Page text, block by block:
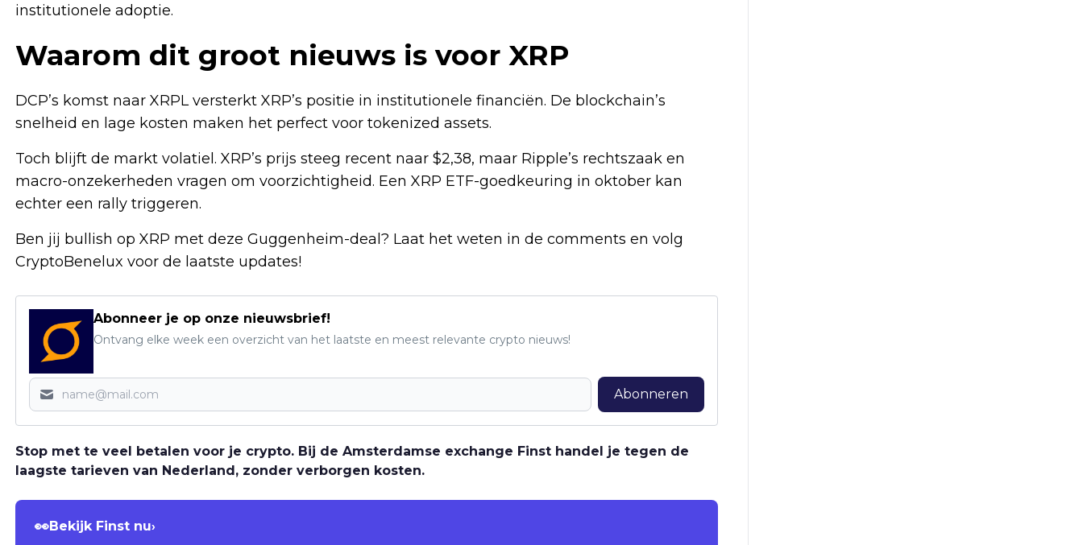
institutionele adoptie.
Waarom dit groot nieuws is voor XRP
DCP’s komst naar XRPL versterkt XRP’s positie in institutionele financiën. De blockchain’s
snelheid en lage kosten maken het perfect voor tokenized assets.
Toch blijft de markt volatiel. XRP’s prijs steeg recent naar $2,38, maar Ripple’s rechtszaak en
macro-onzekerheden vragen om voorzichtigheid. Een XRP ETF-goedkeuring in oktober kan
echter een rally triggeren.
Ben jij bullish op XRP met deze Guggenheim-deal? Laat het weten in de comments en volg
CryptoBenelux voor de laatste updates!
Abonneer je op onze nieuwsbrief!
Ontvang elke week een overzicht van het laatste en meest relevante crypto nieuws!
Abonneren
Stop met te veel betalen voor je crypto. Bij de Amsterdamse exchange Finst handel je tegen de
laagste tarieven van Nederland, zonder verborgen kosten.
👀Bekijk Finst nu›